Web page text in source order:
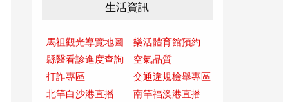
生活資訊
馬祖觀光導覽地圖
樂活體育館預約
縣醫看診進度查詢
空氣品質
打詐專區
交通違規檢舉專區
北竿白沙港直播
南竿福澳港直播